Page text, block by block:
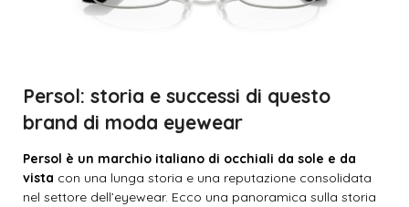
Persol: storia e successi di questo
brand di moda eyewear
Persol è un marchio italiano di occhiali da sole e da
vista con una lunga storia e una reputazione consolidata
nel settore dell’eyewear. Ecco una panoramica sulla storia